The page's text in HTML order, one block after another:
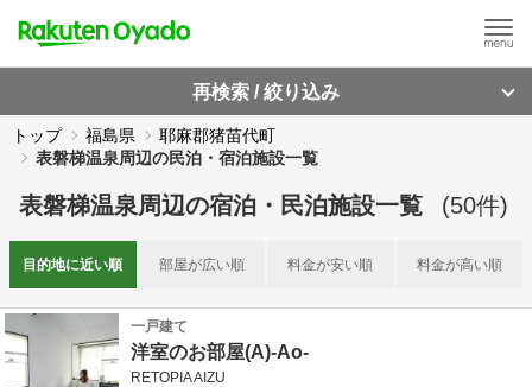
再検索 / 絞り込み
トップ 福島県
耶麻郡猪苗代町
表磐梯温泉周辺の民泊・宿泊施設一覧
表磐梯温泉周辺の宿泊・民泊施設一覧 (50件)
目的地に近い順 部屋が広い順 料金が安い順 料金が高い順
一戸建て
洋室のお部屋(A)-Ao-
RETOPIA AIZU